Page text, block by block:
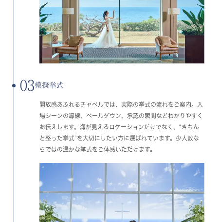
03模擬挙式
開放感あふれるチャペルでは、実際の挙式の流れをご案内。入
場シーンの導線、ベールダウン、承認の瞬間などわかりやすく
お伝えします。海が見えるロケーションだけでなく、“きちん
と整った挙式”を大切にしたい方に選ばれています。少人数な
らではの温かな挙式をご体感いただけます。